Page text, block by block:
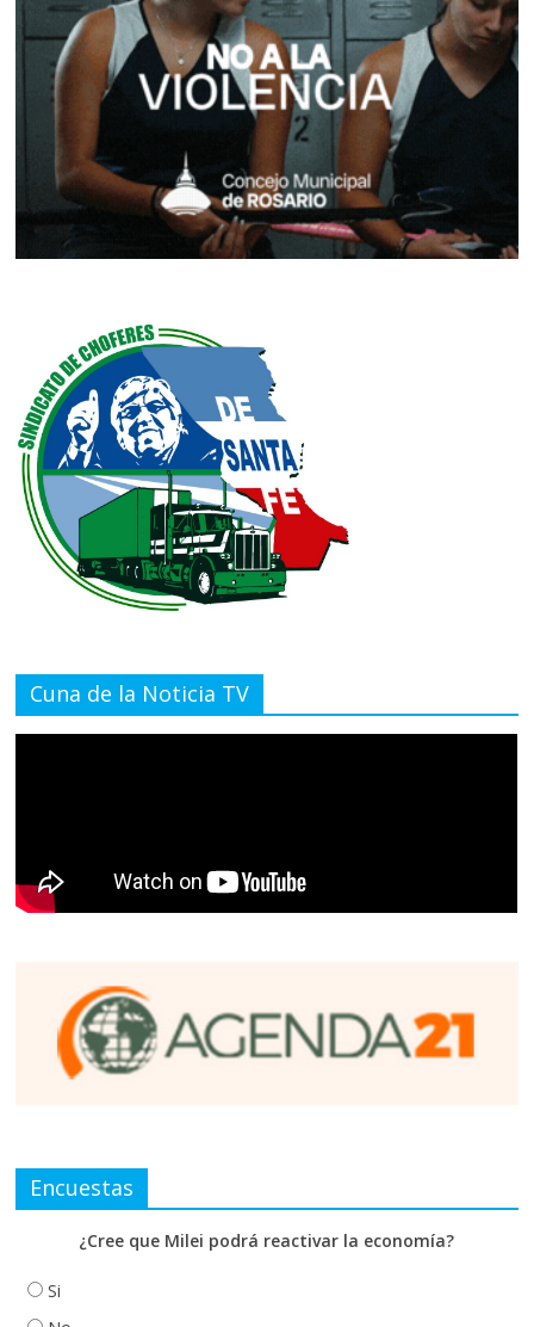
Cuna de la Noticia TV
Encuestas
¿Cree que Milei podrá reactivar la economía?
Si